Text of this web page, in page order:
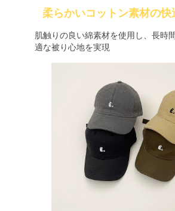
柔らかいコットン素材の快
肌触りの良い綿素材を使用し、長時
適な被り心地を実現